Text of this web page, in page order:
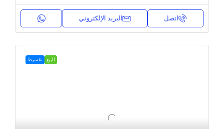
اتصل البريد الإلكتروني
للبيع تقسيط